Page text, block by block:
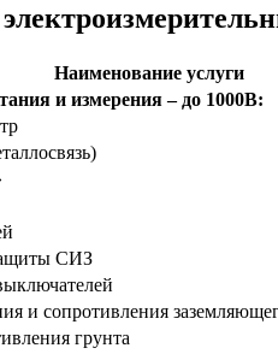
Наименование услуги
и измерения – до 1000В:
СИЗ
и сопротивления
грунта